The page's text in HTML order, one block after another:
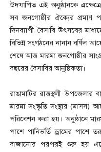
উদযাপিত এই অনুষ্ঠানকে
সব জনগোষ্ঠীর ঐক্যের প্রমাণ
দিনব্যাপী বৈসাবি উৎসবের
বিভিন্ন সংগঠনের নানান বর্ণিল
শেষে আজ মারমা জনগোষ্ঠীর
বছরের বৈসাবির আনুষ্ঠিকতা।
রাঙামাটির রাজস্থলী উপজেলার
মারমা সংস্কৃতি সংস্থার
পরিবেশন করা হয়। অনুষ্ঠানে
পাশে পানিভর্তি ড্রামের পাশে
বাজানোর পরপরই শুরু হয়